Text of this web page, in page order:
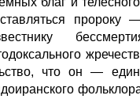
пророку
что он —